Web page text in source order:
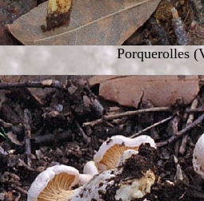
Porquerolles